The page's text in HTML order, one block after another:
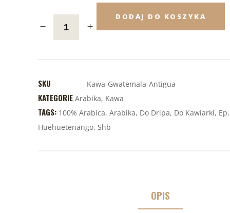
DODAJ DO KOSZYKA
SKU Kawa-Gwatemala-Antigua
KATEGORIE Arabika, Kawa
TAGS: 100% Arabica, Arabika, Do Dripa, Do Kawiarki, Ep
Huehuetenango, Shb
OPIS